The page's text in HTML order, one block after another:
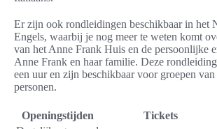
Er zijn ook rondleidingen beschikbaar in het
Engels, waarbij je nog meer te weten komt
van het Anne Frank Huis en de persoonlijke
Anne Frank en haar familie. Deze
een uur en zijn beschikbaar voor groepen
personen.
Openingstijden Tickets